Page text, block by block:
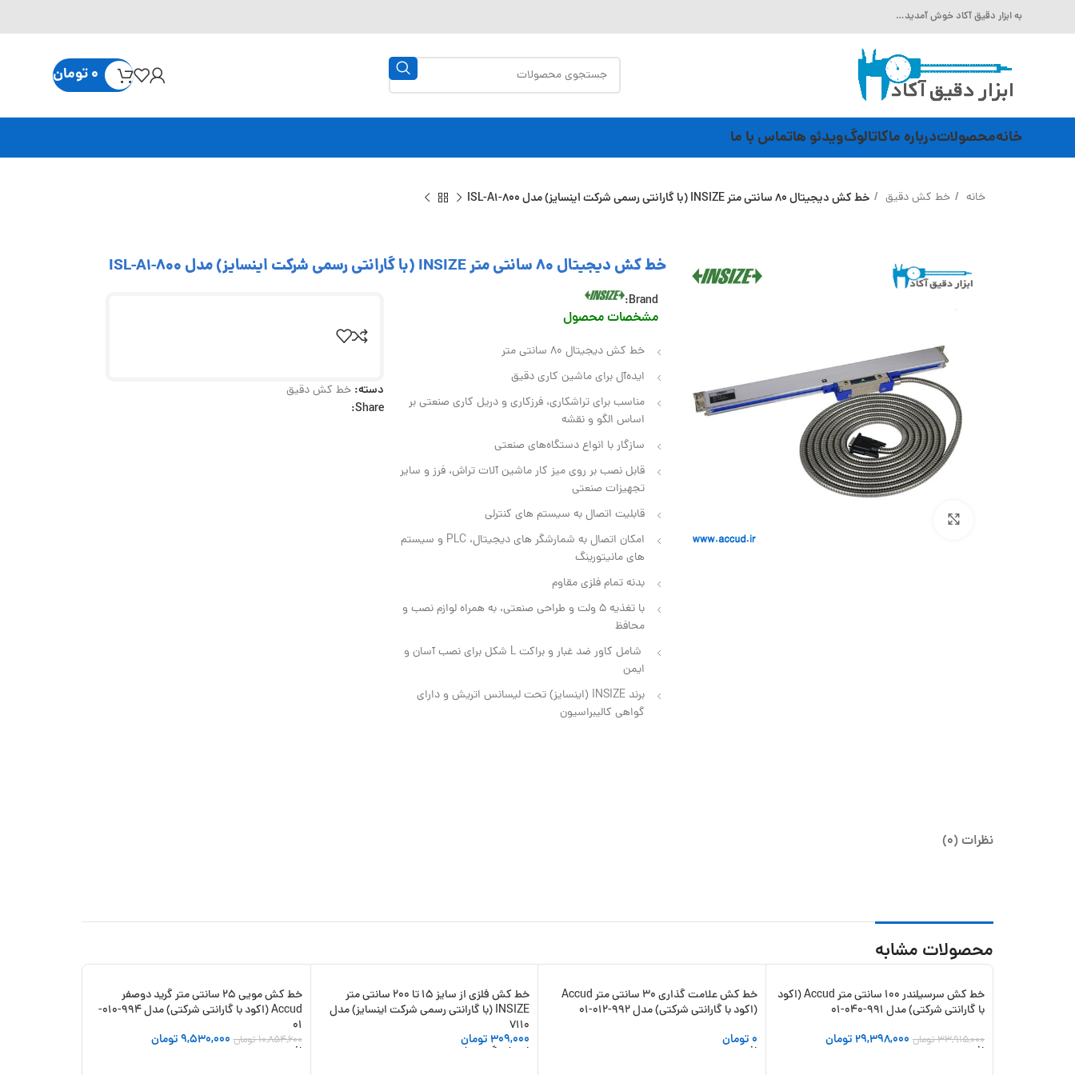
به ابزار دقیق آکاد خوش آمدید…
0تومان
خانهمحصولاتدرباره ماکاتالوگویدئو هاتماس با ما
خانه خط کش دقیق خط کش دیجیتال 80 سانتی متر INSIZE (با گارانتی رسمی شرکت اینسایز) مدل ISL-A1-800
خط کش دیجیتال 80 سانتی متر INSIZE (با گارانتی رسمی شرکت اینسایز) مدل ISL-A1-800
Brand:
مشخصات محصول
خط کش دیجیتال 80 سانتی متر
ایده‌آل برای ماشین‌ کاری دقیق
مناسب برای تراشکاری، فرزکاری و دریل‌ کاری صنعتی بر
اساس الگو و نقشه
سازگار با انواع دستگاه‌های صنعتی
قابل نصب بر روی میز کار ماشین‌ آلات تراش، فرز و سایر
تجهیزات صنعتی
قابلیت اتصال به سیستم‌ های کنترلی
امکان اتصال به شمارشگر های دیجیتال، PLC و سیستم‌
های مانیتورینگ
بدنه تمام فلزی مقاوم
با تغذیه ۵ ولت و طراحی صنعتی، به همراه لوازم نصب و
محافظ
شامل کاور ضد غبار و براکت L شکل برای نصب آسان و
ایمن
برند INSIZE (اینسایز) تحت لیسانس اتریش و دارای
گواهی کالیبراسیون
دسته: خط کش دقیق
Share:
نظرات (0)
محصولات مشابه
-13%
خط کش سرسیلندر 100 سانتی متر Accud (اکود
با گارانتی شرکتی) مدل 991-040-01
33,915,000تومان 29,398,000تومان
افزودن به سبد خرید
خط کش علامت گذاری 30 سانتی متر Accud
(اکود با گارانتی شرکتی) مدل 992-012-01
0تومان
افزودن به سبد خرید
-37%
خط کش فلزی از سایز 15 تا 200 سانتی متر
INSIZE (با گارانتی رسمی شرکت اینسایز) مدل
7110
309,000تومان
انتخاب گزینه ها
-12%
خط کش مویی 25 سانتی متر گرید دوصفر
Accud (اکود با گارانتی شرکتی) مدل 994-010-
01
10,854,600تومان 9,530,000تومان
افزودن به سبد خرید